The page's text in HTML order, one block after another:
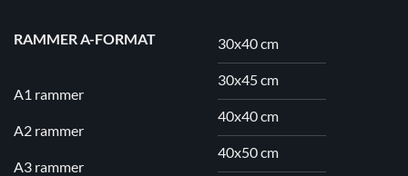
RAMMER A-FORMAT
A1 rammer
A2 rammer
A3 rammer
30x40 cm
30x45 cm
40x40 cm
40x50 cm